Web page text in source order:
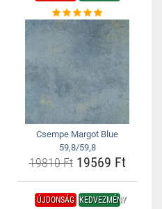
Csempe Margot Blue
59,8/59,8
19810 Ft19569 Ft
ÚJDONSÁG KEDVEZMÉNY